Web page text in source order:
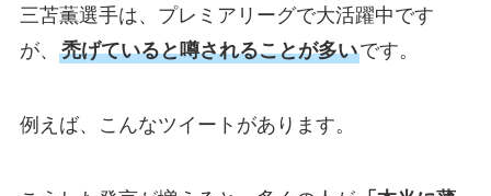
三苫薫選手は、プレミアリーグで大活躍中です
が、 禿げていると噂されることが多いです。
例えば、こんなツイートがあります。